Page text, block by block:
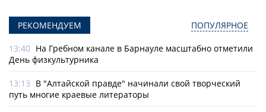
РЕКОМЕНДУЕМ ПОПУЛЯРНОЕ
13:40 На Гребном канале в Барнауле масштабно отметили
День физкультурника
13:13 В "Алтайской правде" начинали свой творческий
путь многие краевые литераторы